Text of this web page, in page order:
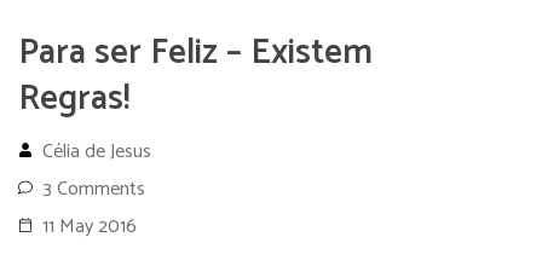
Para ser Feliz – Existem
Regras!
Célia de Jesus
3 Comments
11 May 2016